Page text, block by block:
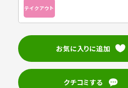
テイクアウト
お気に入りに追加
クチコミする